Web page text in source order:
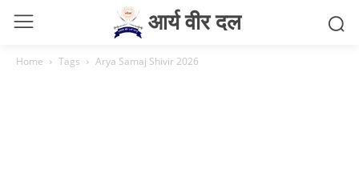
आर्य वीर दल
Home Tags Arya Samaj Shivir 2026